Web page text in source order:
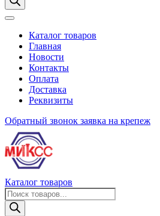
Каталог товаров
Главная
Новости
Контакты
Оплата
Доставка
Реквизиты
Обратный звонок заявка на крепеж
Каталог товаров
Поиск
товаров